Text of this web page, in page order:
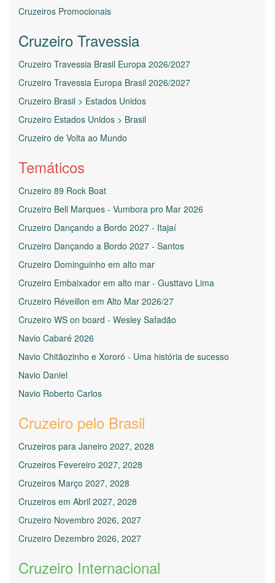
Cruzeiros Promocionais
Cruzeiro Travessia
Cruzeiro Travessia Brasil Europa 2026/2027
Cruzeiro Travessia Europa Brasil 2026/2027
Cruzeiro Brasil > Estados Unidos
Cruzeiro Estados Unidos > Brasil
Cruzeiro de Volta ao Mundo
Temáticos
Cruzeiro 89 Rock Boat
Cruzeiro Bell Marques - Vumbora pro Mar 2026
Cruzeiro Dançando a Bordo 2027 - Itajaí
Cruzeiro Dançando a Bordo 2027 - Santos
Cruzeiro Dominguinho em alto mar
Cruzeiro Embaixador em alto mar - Gusttavo Lima
Cruzeiro Réveillon em Alto Mar 2026/27
Cruzeiro WS on board - Wesley Safadão
Navio Cabaré 2026
Navio Chitãozinho e Xororó - Uma história de sucesso
Navio Daniel
Navio Roberto Carlos
Cruzeiro pelo Brasil
Cruzeiros para Janeiro 2027, 2028
Cruzeiros Fevereiro 2027, 2028
Cruzeiros Março 2027, 2028
Cruzeiros em Abril 2027, 2028
Cruzeiro Novembro 2026, 2027
Cruzeiro Dezembro 2026, 2027
Cruzeiro Internacional